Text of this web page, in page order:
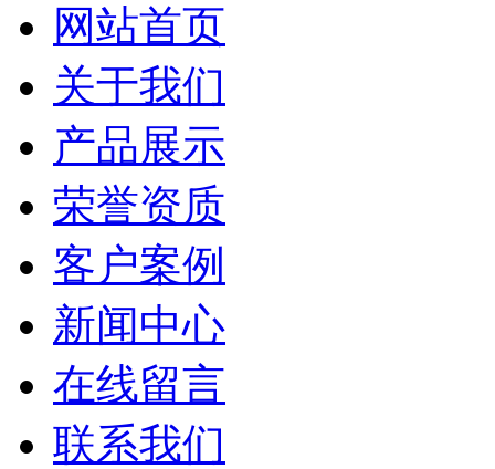
网站首页
关于我们
产品展示
荣誉资质
客户案例
新闻中心
在线留言
联系我们